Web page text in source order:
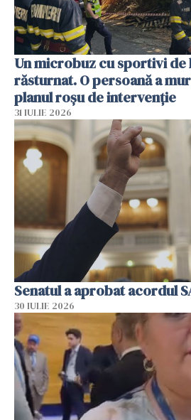
Un microbuz cu sportivi de
răsturnat. O persoană a
planul roșu de intervenție
31 IULIE 2026
Senatul a aprobat acordul
30 IULIE 2026